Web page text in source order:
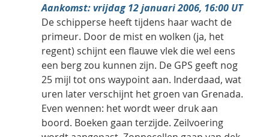
Aankomst: vrijdag 12 januari 2006, 16:00 UT
De schipperse heeft tijdens haar wacht de
primeur. Door de mist en wolken (ja, het
regent) schijnt een flauwe vlek die wel eens
een berg zou kunnen zijn. De GPS geeft nog
25 mijl tot ons waypoint aan. Inderdaad, wat
uren later verschijnt het groen van Grenada.
Even wennen: het wordt weer druk aan
boord. Boeken gaan terzijde. Zeilvoering